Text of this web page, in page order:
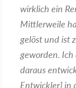
wirklich ein
Mittlerweile
gelöst und ist
geworden.
daraus
Entwickler] in